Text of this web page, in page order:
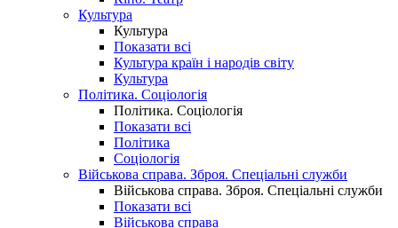
Культура
Культура
Показати всі
Культура країн і народів світу
Культура
Політика. Соціологія
Політика. Соціологія
Показати всі
Політика
Соціологія
Військова справа. Зброя. Спеціальні служби
Військова справа. Зброя. Спеціальні служби
Показати всі
Військова справа